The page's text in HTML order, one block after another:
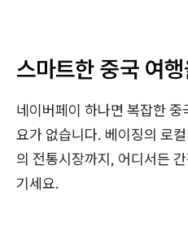
스마트한 중국 여
네이버페이 하나면 복잡한
요가 없습니다. 베이징의 로
의 전통시장까지, 어디서든
기세요.